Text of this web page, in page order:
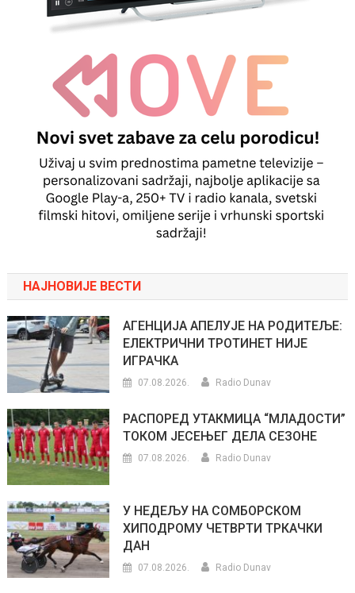
НАЈНОВИЈЕ ВЕСТИ
АГЕНЦИЈА АПЕЛУЈЕ НА РОДИТЕЉЕ:
ЕЛЕКТРИЧНИ ТРОТИНЕТ НИЈЕ
ИГРАЧКА
07.08.2026. Radio Dunav
РАСПОРЕД УТАКМИЦА “МЛАДОСТИ”
ТОКОМ ЈЕСЕЊЕГ ДЕЛА СЕЗОНЕ
07.08.2026. Radio Dunav
У НЕДЕЉУ НА СОМБОРСКОМ
ХИПОДРОМУ ЧЕТВРТИ ТРКАЧКИ
ДАН
07.08.2026. Radio Dunav